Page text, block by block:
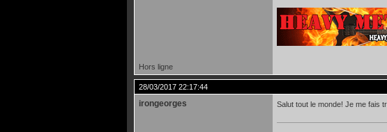
Hors ligne
28/03/2017 22:17:44
irongeorges Salut tout le monde! Je me fais